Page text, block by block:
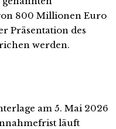
800 Millionen Euro
Präsentation des
werden.
am 5. Mai 2026
läuft